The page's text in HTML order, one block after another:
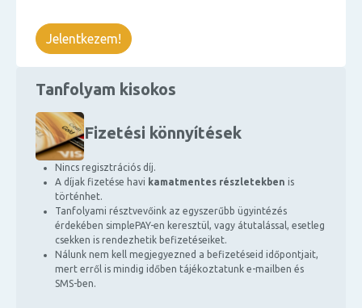
Tanfolyam kisokos
Fizetési könnyítések
Nincs regisztrációs díj.
A díjak fizetése havi kamatmentes részletekben is
történhet.
Tanfolyami résztvevőink az egyszerűbb ügyintézés
érdekében simplePAY-en keresztül, vagy átutalással, esetleg
csekken is rendezhetik befizetéseiket.
Nálunk nem kell megjegyezned a befizetéseid időpontjait,
mert erről is mindig időben tájékoztatunk e-mailben és
SMS-ben.
Jelentkezem!